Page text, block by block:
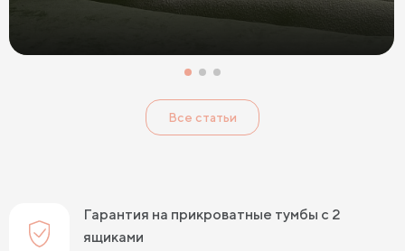
Красные прикроватные тумбы
Розовые прикроватные тумбы
Тумбы Кашемир Тумбы Лофт
Тумбы с 1 ящиком
Все статьи
Гарантия на прикроватные тумбы с 2
ящиками